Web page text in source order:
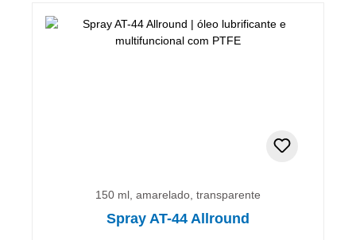
150 ml, amarelado, transparente
Spray AT-44 Allround